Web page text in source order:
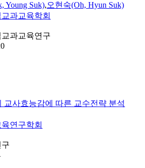
Young Suk),오현숙(Oh, Hyun Suk)
과교육학회
과교육연구
교사효능감에 따른 교수전략 분석
연구학회